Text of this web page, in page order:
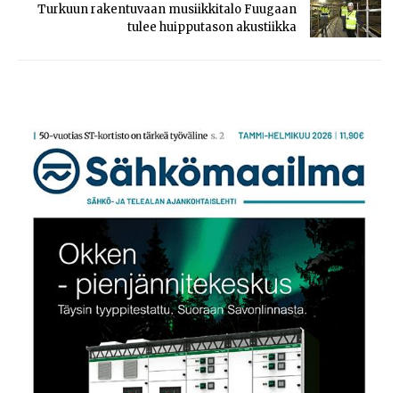
Turkuun rakentuvaan musiikkitalo Fuugaan
tulee huipputason akustiikka